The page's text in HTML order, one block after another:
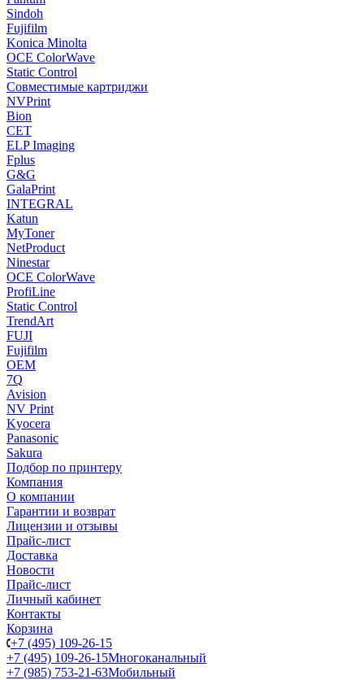
Sindoh
Fujifilm
Konica Minolta
OCE ColorWave
Static Control
Совместимые картриджи
NVPrint
Bion
CET
ELP Imaging
Fplus
G&G
GalaPrint
INTEGRAL
Katun
MyToner
NetProduct
Ninestar
OCE ColorWave
ProfiLine
Static Control
TrendArt
FUJI
Fujifilm
OEM
7Q
Avision
NV Print
Kyocera
Panasonic
Sakura
Подбор по принтеру
Компания
О компании
Гарантии и возврат
Лицензии и отзывы
Прайс-лист
Доставка
Новости
Прайс-лист
Личный кабинет
Контакты
Корзина
+7 (495) 109-26-15
+7 (495) 109-26-15Многоканальный
+7 (985) 753-21-63Мобильный